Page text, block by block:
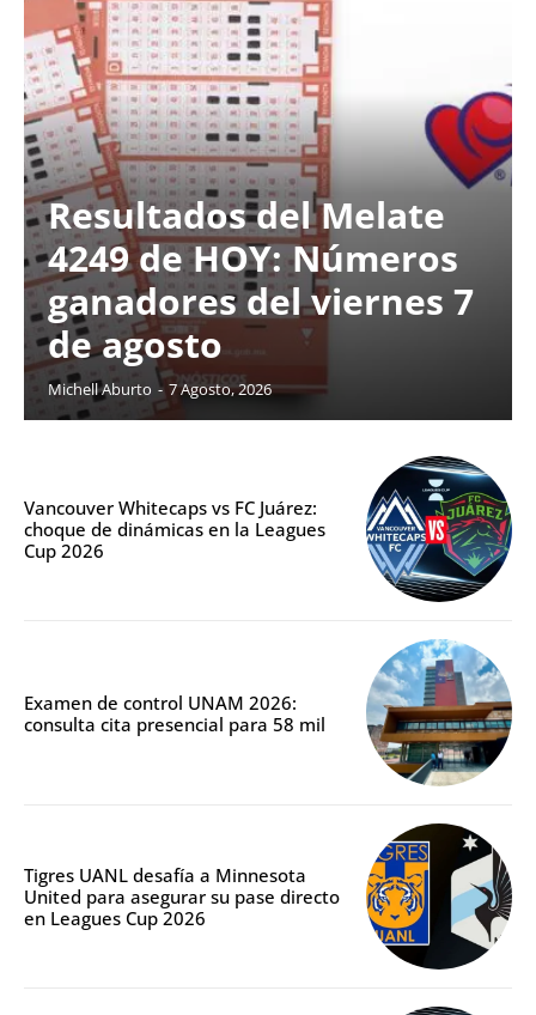
Resultados del Melate
4249 de HOY: Números
ganadores del viernes 7
de agosto
Michell Aburto - 7 Agosto, 2026
Vancouver Whitecaps vs FC Juárez:
choque de dinámicas en la Leagues
Cup 2026
Examen de control UNAM 2026:
consulta cita presencial para 58 mil
Tigres UANL desafía a Minnesota
United para asegurar su pase directo
en Leagues Cup 2026